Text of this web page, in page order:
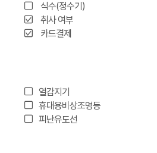
식수(정수기)
취사 여부
카드결제
열감지기
휴대용비상조명등
피난유도선